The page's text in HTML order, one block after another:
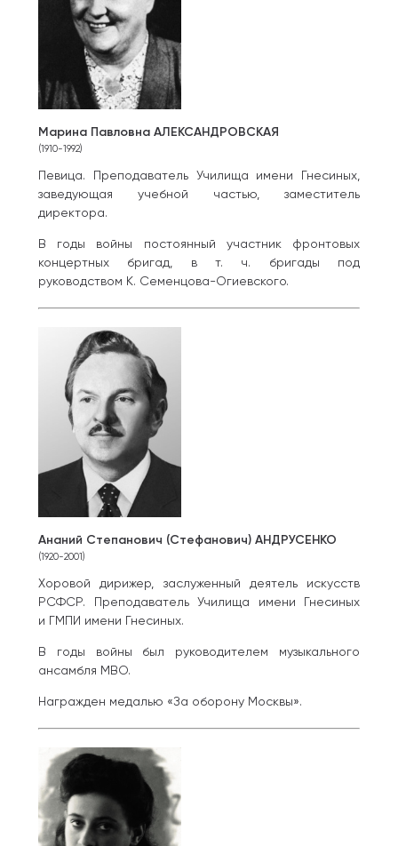
Марина Павловна АЛЕКСАНДРОВСКАЯ
(1910-1992)
Певица. Преподаватель Училища имени Гнесиных,
заведующая учебной частью, заместитель
директора.
В годы войны постоянный участник фронтовых
концертных бригад, в т. ч. бригады под
руководством К. Семенцова-Огиевского.
Ананий Степанович (Стефанович) АНДРУСЕНКО
(1920-2001)
Хоровой дирижер, заслуженный деятель искусств
РСФСР. Преподаватель Училища имени Гнесиных
и ГМПИ имени Гнесиных.
В годы войны был руководителем музыкального
ансамбля МВО.
Награжден медалью «За оборону Москвы».